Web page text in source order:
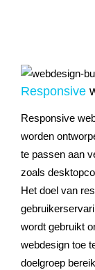
Responsive
Responsive
worden
te passen aan
zoals
Het doel van
wordt gebruikt
webdesign toe
doelgroep